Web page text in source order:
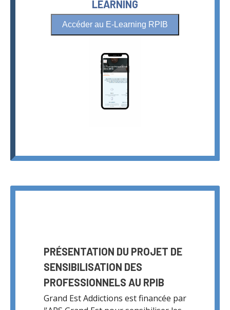
LEARNING
Accéder au E-Learning RPIB
PRÉSENTATION DU PROJET DE
SENSIBILISATION DES
PROFESSIONNELS AU RPIB
Grand Est Addictions est financée par